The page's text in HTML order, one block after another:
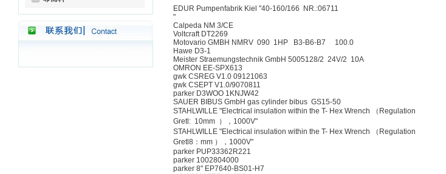
EDUR Pumpenfabrik Kiel "40-160/166 NR.:06711
"
Calpeda NM 3/CE
Voltcraft DT2269
Motovario GMBH NMRV 090 1HP B3-B6-B7 100.0
Hawe D3-1
Meister Straemungstechnik GmbH 5005128/2 24V/2 10A
OMRON EE-SPX613
gwk CSREG V1.0 09121063
gwk CSEPT V1.0/9070811
parker D3WOO 1KNJW42
SAUER BIBUS GmbH gas cylinder bibus GS15-50
STAHLWILLE "Electrical insulation within the T- Hex Wrench （Regulation
Gretl: 10mm ），1000V"
STAHLWILLE "Electrical insulation within the T- Hex Wrench （Regulation
Gretl8：mm ），1000V"
parker PUP33362R221
parker 1002804000
parker 8" EP7640-BS01-H7